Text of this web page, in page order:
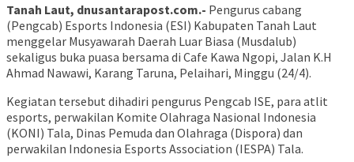
Tanah Laut, dnusantarapost.com.- Pengurus cabang
(Pengcab) Esports Indonesia (ESI) Kabupaten Tanah Laut
menggelar Musyawarah Daerah Luar Biasa (Musdalub)
sekaligus buka puasa bersama di Cafe Kawa Ngopi, Jalan K.H
Ahmad Nawawi, Karang Taruna, Pelaihari, Minggu (24/4).
Kegiatan tersebut dihadiri pengurus Pengcab ISE, para atlit
esports, perwakilan Komite Olahraga Nasional Indonesia
(KONI) Tala, Dinas Pemuda dan Olahraga (Dispora) dan
perwakilan Indonesia Esports Association (IESPA) Tala.